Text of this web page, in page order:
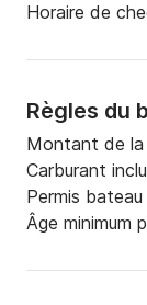
Horaire de
Règles du
Montant de la
Carburant
Permis bateau
Âge minimum